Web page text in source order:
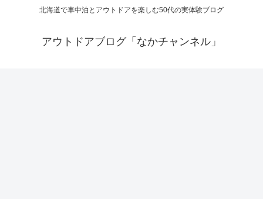
北海道で車中泊とアウトドアを楽しむ50代の実体験ブログ
アウトドアブログ「なかチャンネル」